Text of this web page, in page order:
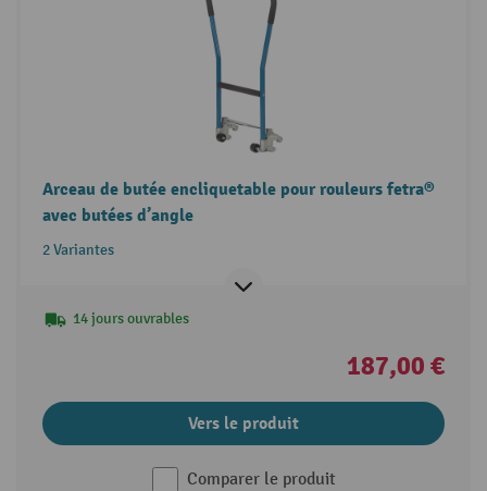
Arceau de butée encliquetable pour rouleurs fetra®
avec butées d’angle
2 Variantes
14 jours ouvrables
187,00 €
Vers le produit
Comparer le produit